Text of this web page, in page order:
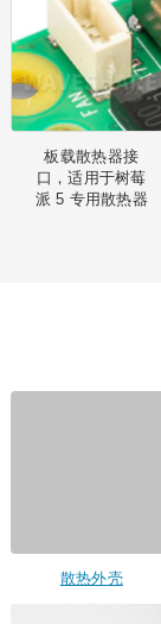
板载散热器接
口，适用于树莓
派 5 专用散热器